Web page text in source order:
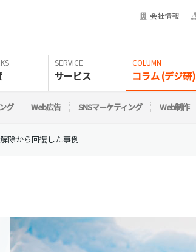
会社情報
サービス コラム (デジ研)
グ Web広告 SNSマーケティング Web制作
除から回復した事例